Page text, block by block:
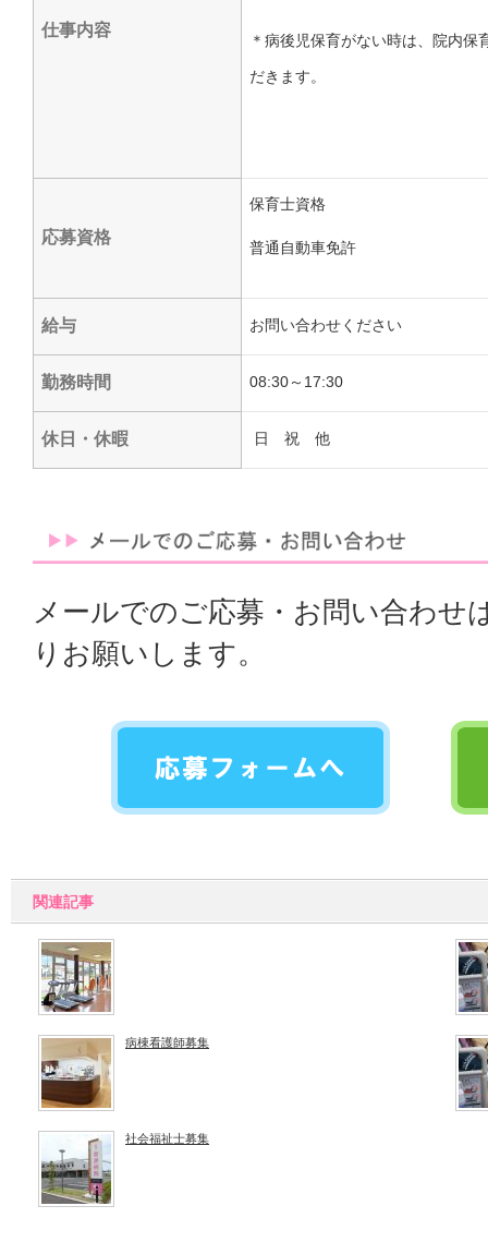
仕事内容
＊病後児保育がない時は、院内
だきます。
応募資格
保育士資格
普通自動車免許
給与 お問い合わせください
勤務時間 08:30～17:30
休日・休暇 日 祝 他
メールでのご応募・お問い合わせ
りお願いします。
関連記事
病棟看護師募集
社会福祉士募集